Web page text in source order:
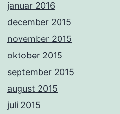
januar 2016
december 2015
november 2015
oktober 2015
september 2015
august 2015
juli 2015